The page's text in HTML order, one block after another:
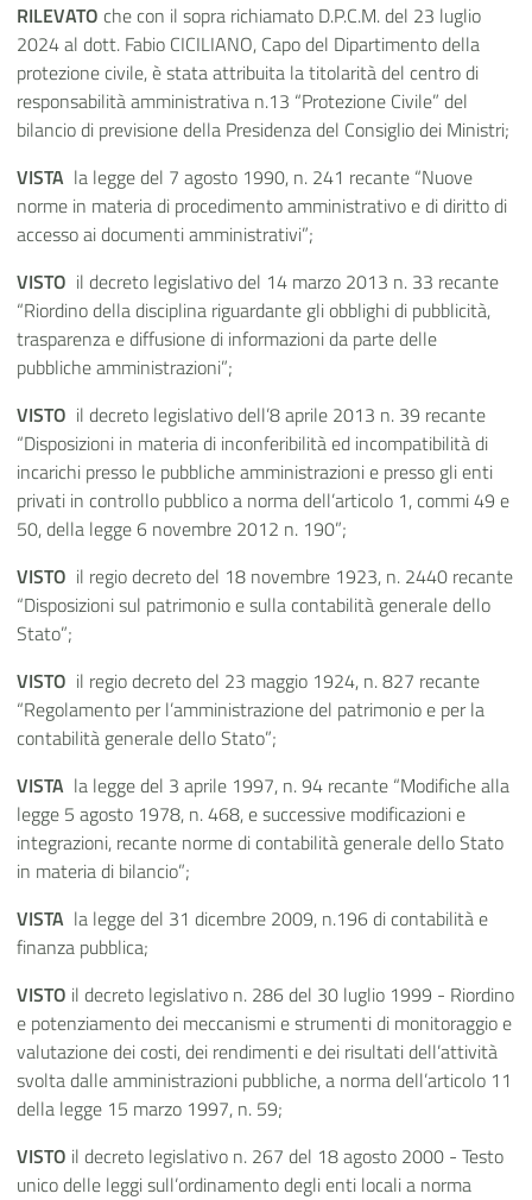
RILEVATO che con il sopra richiamato D.P.C.M. del 23 luglio
2024 al dott. Fabio CICILIANO, Capo del Dipartimento della
protezione civile, è stata attribuita la titolarità del centro di
responsabilità amministrativa n.13 “Protezione Civile” del
bilancio di previsione della Presidenza del Consiglio dei Ministri;
VISTA la legge del 7 agosto 1990, n. 241 recante “Nuove
norme in materia di procedimento amministrativo e di diritto di
accesso ai documenti amministrativi”;
VISTO il decreto legislativo del 14 marzo 2013 n. 33 recante
“Riordino della disciplina riguardante gli obblighi di pubblicità,
trasparenza e diffusione di informazioni da parte delle
pubbliche amministrazioni”;
VISTO il decreto legislativo dell’8 aprile 2013 n. 39 recante
“Disposizioni in materia di inconferibilità ed incompatibilità di
incarichi presso le pubbliche amministrazioni e presso gli enti
privati in controllo pubblico a norma dell’articolo 1, commi 49 e
50, della legge 6 novembre 2012 n. 190”;
VISTO il regio decreto del 18 novembre 1923, n. 2440 recante
“Disposizioni sul patrimonio e sulla contabilità generale dello
Stato”;
VISTO il regio decreto del 23 maggio 1924, n. 827 recante
“Regolamento per l’amministrazione del patrimonio e per la
contabilità generale dello Stato”;
VISTA la legge del 3 aprile 1997, n. 94 recante “Modifiche alla
legge 5 agosto 1978, n. 468, e successive modificazioni e
integrazioni, recante norme di contabilità generale dello Stato
in materia di bilancio”;
VISTA la legge del 31 dicembre 2009, n.196 di contabilità e
finanza pubblica;
VISTO il decreto legislativo n. 286 del 30 luglio 1999 - Riordino
e potenziamento dei meccanismi e strumenti di monitoraggio e
valutazione dei costi, dei rendimenti e dei risultati dell’attività
svolta dalle amministrazioni pubbliche, a norma dell’articolo 11
della legge 15 marzo 1997, n. 59;
VISTO il decreto legislativo n. 267 del 18 agosto 2000 - Testo
unico delle leggi sull’ordinamento degli enti locali a norma